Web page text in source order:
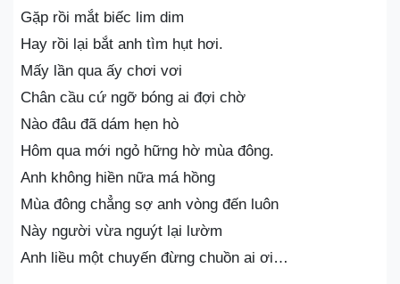
Gặp rồi mắt biếc lim dim
Hay rồi lại bắt anh tìm hụt hơi.
Mấy lần qua ấy chơi vơi
Chân cầu cứ ngỡ bóng ai đợi chờ
Nào đâu đã dám hẹn hò
Hôm qua mới ngỏ hững hờ mùa đông.
Anh không hiền nữa má hồng
Mùa đông chẳng sợ anh vòng đến luôn
Này người vừa nguýt lại lườm
Anh liều một chuyến đừng chuồn ai ơi…